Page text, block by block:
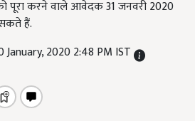
को पूरा करने वाले आवेदक 31 जनवरी 2020
हैं.
January, 2020 2:48 PM IST